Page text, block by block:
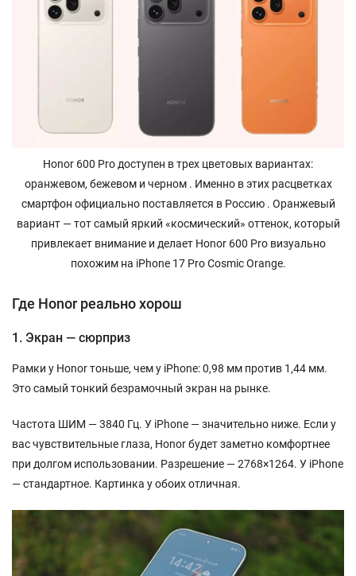
Honor 600 Pro доступен в трех цветовых вариантах:
оранжевом, бежевом и черном . Именно в этих расцветках
смартфон официально поставляется в Россию . Оранжевый
вариант — тот самый яркий «космический» оттенок, который
привлекает внимание и делает Honor 600 Pro визуально
похожим на iPhone 17 Pro Cosmic Orange.
Где Honor реально хорош
1. Экран — сюрприз
Рамки у Honor тоньше, чем у iPhone: 0,98 мм против 1,44 мм.
Это самый тонкий безрамочный экран на рынке.
Частота ШИМ — 3840 Гц. У iPhone — значительно ниже. Если у
вас чувствительные глаза, Honor будет заметно комфортнее
при долгом использовании. Разрешение — 2768×1264. У iPhone
— стандартное. Картинка у обоих отличная.